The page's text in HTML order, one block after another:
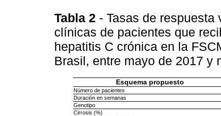
Tabla 2 - Tasas de
clínicas de pacientes que
hepatitis C crónica en la
Brasil, entre mayo de 2017 y
Esquema propuesto
Número de pacientes
Duración en semanas
Genotipo
Cirrosis (%)